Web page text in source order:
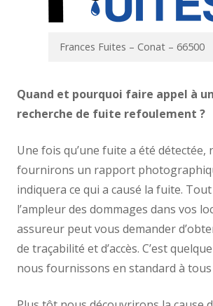
Frances Fuites – Conat – 66500
Quand et pourquoi faire appel à
recherche de fuite refoulement ?
Une fois qu’une fuite a été détectée,
fournirons un rapport
indiquera ce qui a causé la fuite.
l’ampleur des dommages dans vos
assureur peut vous demander
de traçabilité et d’accès. C’est
nous fournissons en standard à